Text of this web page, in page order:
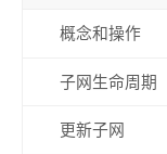
概念和操作
子网生命周期
更新子网